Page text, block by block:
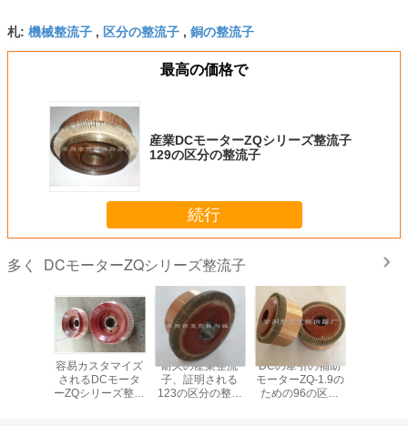
札: 機械整流子 , 区分の整流子 , 銅の整流子
最高の価格で
産業DCモーターZQシリーズ整流子
129の区分の整流子
続行
多く DCモーターZQシリーズ整流子
容易カスタマイズ
されるDCモータ
ーZQシリーズ整流
耐久の産業整流
子、証明される
123の区分の整流
DCの牽引の補助
モーターZQ-1.9の
ための96の区分